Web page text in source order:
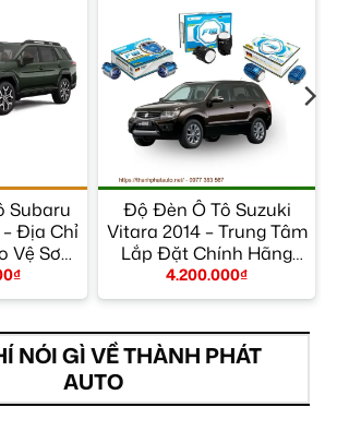
Subaru
Địa Chỉ
Vệ Sơn
₫
Độ Đèn Ô Tô Suzuki
Vitara 2014 – Trung Tâm
Lắp Đặt Chính Hãng
TPHCM
4.200.000₫
NÓI GÌ VỀ THÀNH PHÁT
AUTO